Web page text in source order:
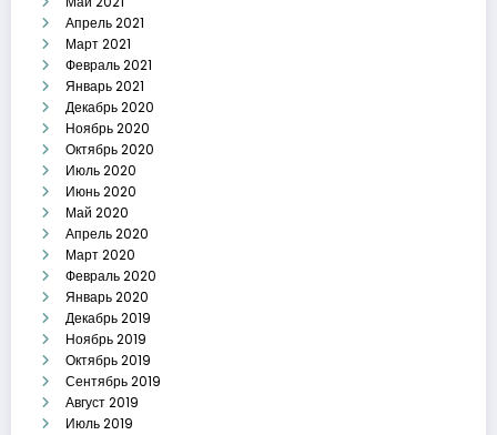
Апрель 2021
Март 2021
Февраль 2021
Январь 2021
Декабрь 2020
Ноябрь 2020
Октябрь 2020
Июль 2020
Июнь 2020
Май 2020
Апрель 2020
Март 2020
Февраль 2020
Январь 2020
Декабрь 2019
Ноябрь 2019
Октябрь 2019
Сентябрь 2019
Август 2019
Июль 2019